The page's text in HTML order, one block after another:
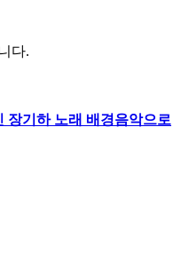
다.
장기하 노래 배경음악으로